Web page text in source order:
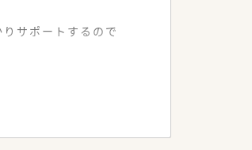
サポートするので